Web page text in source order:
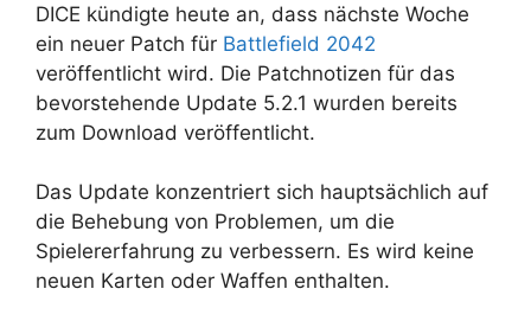
DICE kündigte heute an, dass nächste Woche
ein neuer Patch für Battlefield 2042
veröffentlicht wird. Die Patchnotizen für das
bevorstehende Update 5.2.1 wurden bereits
zum Download veröffentlicht.
Das Update konzentriert sich hauptsächlich auf
die Behebung von Problemen, um die
Spielererfahrung zu verbessern. Es wird keine
neuen Karten oder Waffen enthalten.